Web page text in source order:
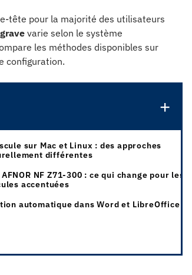
tête pour la majorité des utilisateurs
varie selon le système
les méthodes disponibles sur
configuration.
sur Mac et Linux : des approches
différentes
NF Z71-300 : ce qui change pour les
accentuées
automatique dans Word et LibreOffice